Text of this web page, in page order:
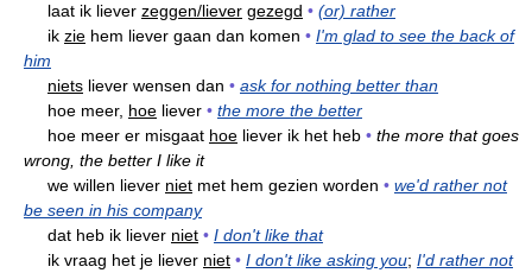
laat ik liever zeggen/liever gezegd • (or) rather
ik zie hem liever gaan dan komen • I'm glad to see the back of
him
niets liever wensen dan • ask for nothing better than
hoe meer, hoe liever • the more the better
hoe meer er misgaat hoe liever ik het heb • the more that goes
wrong, the better I like it
we willen liever niet met hem gezien worden • we'd rather not
be seen in his company
dat heb ik liever niet • I don't like that
ik vraag het je liever niet • I don't like asking you; I'd rather not